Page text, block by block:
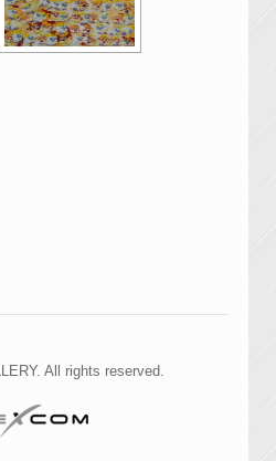
All rights reserved.